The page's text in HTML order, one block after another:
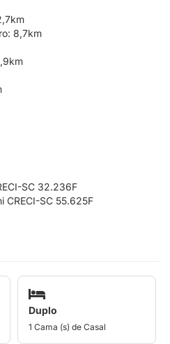
8,7km
SC 32.236F
CRECI-SC 55.625F
Duplo
1 Cama (s) de Casal